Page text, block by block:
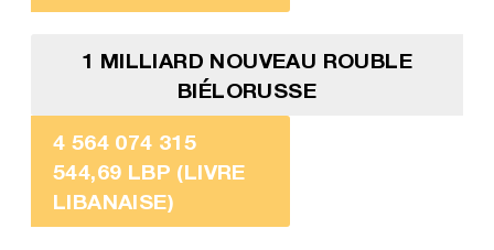
1 MILLIARD NOUVEAU ROUBLE
BIÉLORUSSE
4 564 074 315
544,69 LBP (LIVRE
LIBANAISE)